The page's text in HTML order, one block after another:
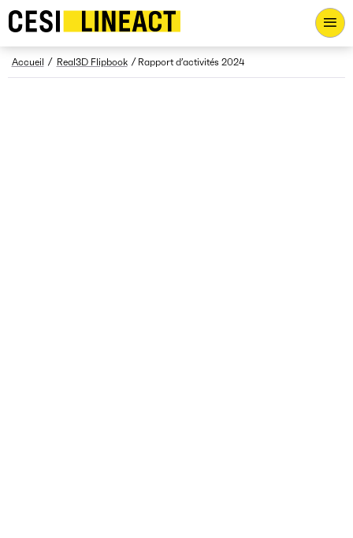
CESI LINEACT - Laboratoire de recherche et d'innovation -
Fil d’Ariane
Accueil Real3D Flipbook Rapport d’activités 2024